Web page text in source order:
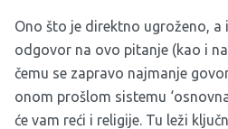
Ono što je direktno ugroženo, a
odgovor na ovo pitanje (kao i
čemu se zapravo najmanje
onom prošlom sistemu
će vam reći i religije. Tu leži